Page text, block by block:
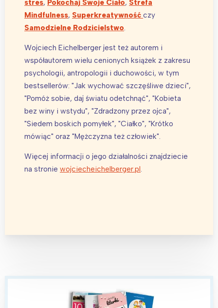
stres, Pokochaj Swoje Ciało, Strefa
Mindfulness, Superkreatywność czy
Samodzielne Rodzicielstwo.
Wojciech Eichelberger jest też autorem i
współautorem wielu cenionych książek z zakresu
psychologii, antropologii i duchowości, w tym
bestsellerów: "Jak wychować szczęśliwe dzieci",
"Pomóż sobie, daj światu odetchnąć", "Kobieta
bez winy i wstydu", "Zdradzony przez ojca",
"Siedem boskich pomyłek", "Ciałko", "Krótko
mówiąc" oraz "Mężczyzna też człowiek".
Więcej informacji o jego działalności znajdziecie
na stronie wojciecheichelberger.pl.